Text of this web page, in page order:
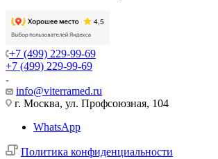
+7 (499) 229-99-69
+7 (499) 229-99-69
info@viterramed.ru
г. Москва, ул. Профсоюзная, 104
WhatsApp
Политика конфиденциальности